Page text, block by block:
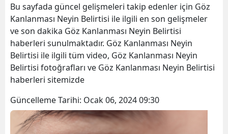
Bu sayfada güncel gelişmeleri takip edenler için Göz
Kanlanması Neyin Belirtisi ile ilgili en son gelişmeler
ve son dakika Göz Kanlanması Neyin Belirtisi
haberleri sunulmaktadır. Göz Kanlanması Neyin
Belirtisi ile ilgili tüm video, Göz Kanlanması Neyin
Belirtisi fotoğrafları ve Göz Kanlanması Neyin Belirtisi
haberleri sitemizde
Güncelleme Tarihi: Ocak 06, 2024 09:30